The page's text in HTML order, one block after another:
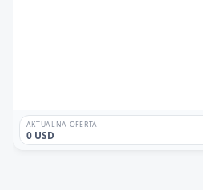
AKTUALNA OFERTA
0 USD